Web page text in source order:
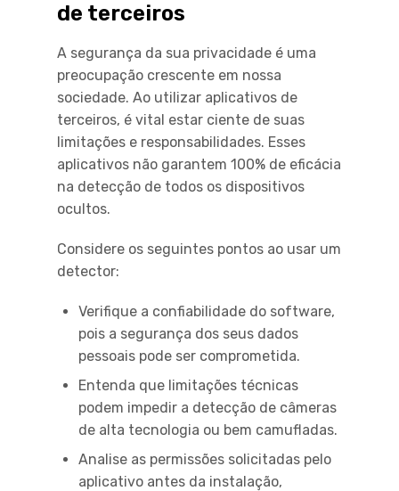
de terceiros
A segurança da sua privacidade é uma
preocupação crescente em nossa
sociedade. Ao utilizar aplicativos de
terceiros, é vital estar ciente de suas
limitações e responsabilidades. Esses
aplicativos não garantem 100% de eficácia
na detecção de todos os dispositivos
ocultos.
Considere os seguintes pontos ao usar um
detector:
Verifique a confiabilidade do software,
pois a segurança dos seus dados
pessoais pode ser comprometida.
Entenda que limitações técnicas
podem impedir a detecção de câmeras
de alta tecnologia ou bem camufladas.
Analise as permissões solicitadas pelo
aplicativo antes da instalação,